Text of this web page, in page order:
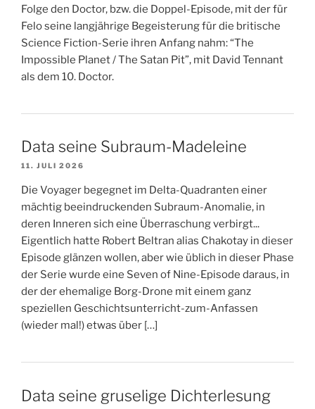
Folge den Doctor, bzw. die Doppel-Episode, mit der für
Felo seine langjährige Begeisterung für die britische
Science Fiction-Serie ihren Anfang nahm: “The
Impossible Planet / The Satan Pit”, mit David Tennant
als dem 10. Doctor.
Data seine Subraum-Madeleine
11. JULI 2026
Die Voyager begegnet im Delta-Quadranten einer
mächtig beeindruckenden Subraum-Anomalie, in
deren Inneren sich eine Überraschung verbirgt...
Eigentlich hatte Robert Beltran alias Chakotay in dieser
Episode glänzen wollen, aber wie üblich in dieser Phase
der Serie wurde eine Seven of Nine-Episode daraus, in
der der ehemalige Borg-Drone mit einem ganz
speziellen Geschichtsunterricht-zum-Anfassen
(wieder mal!) etwas über […]
Data seine gruselige Dichterlesung